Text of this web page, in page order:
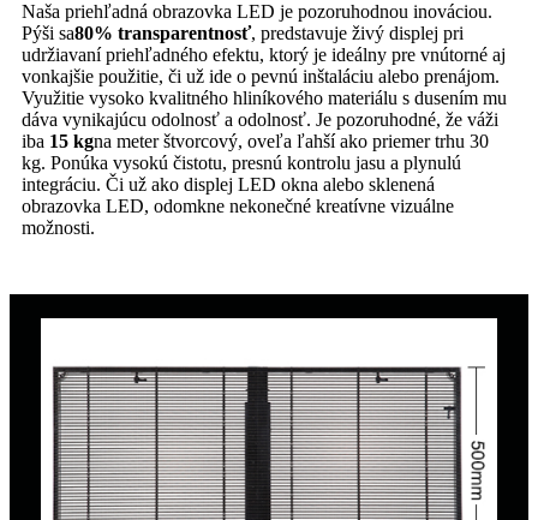
Naša priehľadná obrazovka LED je pozoruhodnou inováciou.
Pýši sa80% transparentnosť, predstavuje živý displej pri
udržiavaní priehľadného efektu, ktorý je ideálny pre vnútorné aj
vonkajšie použitie, či už ide o pevnú inštaláciu alebo prenájom.
Využitie vysoko kvalitného hliníkového materiálu s dusením mu
dáva vynikajúcu odolnosť a odolnosť. Je pozoruhodné, že váži
iba 15 kgna meter štvorcový, oveľa ľahší ako priemer trhu 30
kg. Ponúka vysokú čistotu, presnú kontrolu jasu a plynulú
integráciu. Či už ako displej LED okna alebo sklenená
obrazovka LED, odomkne nekonečné kreatívne vizuálne
možnosti.